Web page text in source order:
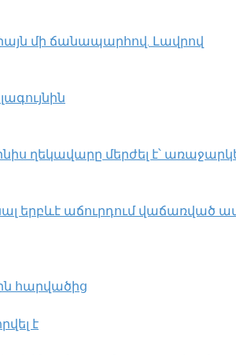
մի ճանապարհով․ Լավրով
ղեկավարը մերժել է՝
երբևէ աճուրդում վաճառված
հարվածից
է